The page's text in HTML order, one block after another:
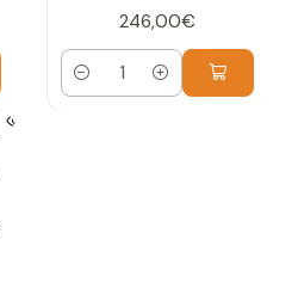
246,00€
Quantidade